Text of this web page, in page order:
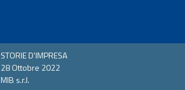
STORIE D'IMPRESA
28 Ottobre 2022
MIB s.r.l.